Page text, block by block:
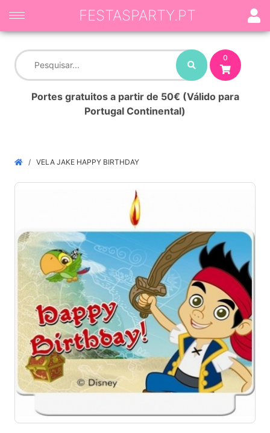
0
Portes gratuitos a partir de 50€ (Válido para
Portugal Continental)
FESTASPARTY.PT
VELA JAKE HAPPY BIRTHDAY